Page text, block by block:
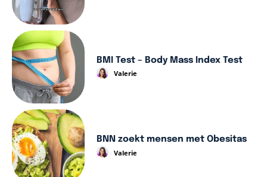
BMI Test – Body Mass Index Test
Valerie
BNN zoekt mensen met Obesitas
Valerie